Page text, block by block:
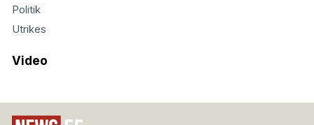
Politik
Utrikes
Video